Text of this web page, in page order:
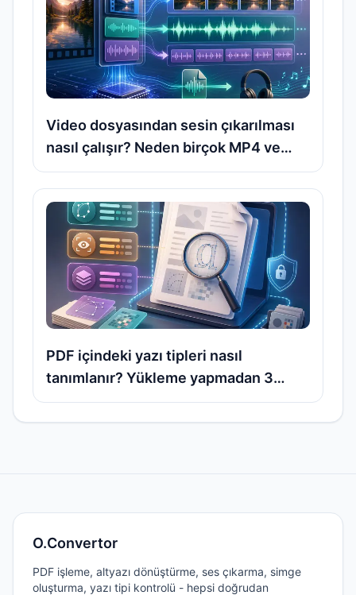
Video dosyasından sesin çıkarılması
nasıl çalışır? Neden birçok MP4 ve
MOV dosyasından ses parçası
doğrudan dışa aktarılabilir?
PDF içindeki yazı tipleri nasıl
tanımlanır? Yükleme yapmadan 3
farklı yöntem
O.Convertor
PDF işleme, altyazı dönüştürme, ses çıkarma, simge
oluşturma, yazı tipi kontrolü - hepsi doğrudan